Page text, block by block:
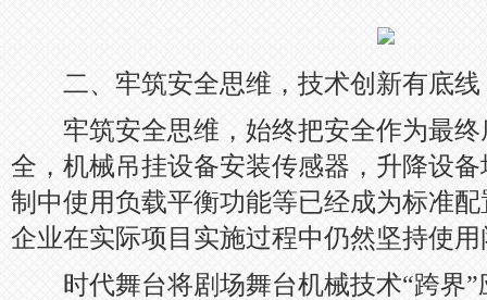
二、牢筑安全思维，技术创新有底线
牢筑安全思维，始终把安全作为最终
全，机械吊挂设备安装传感器，升降设
制中使用负载平衡功能等已经成为标准
企业在实际项目实施过程中仍然坚持使
时代舞台将剧场舞台机械技术“跨界”